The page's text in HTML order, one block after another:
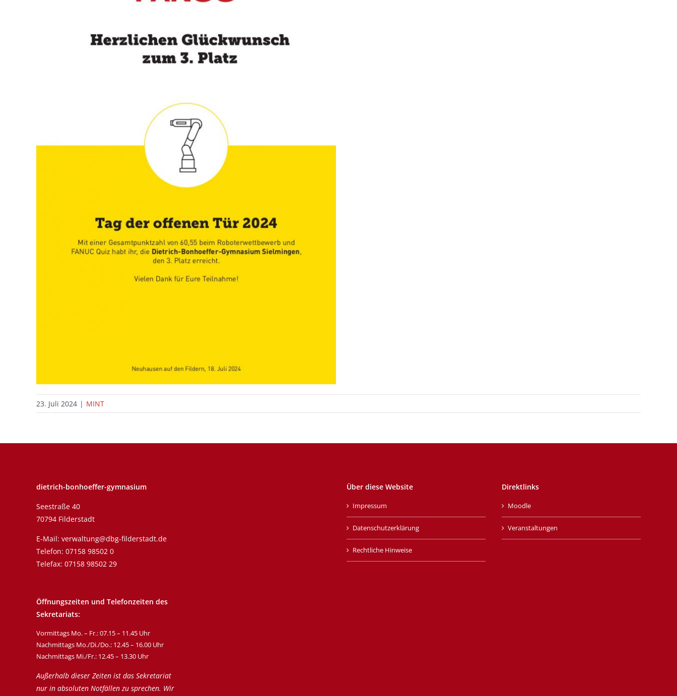
23. Juli 2024 | MINT
dietrich-bonhoeffer-gymnasium
Seestraße 40
70794 Filderstadt
E-Mail: verwaltung@dbg-filderstadt.de
Telefon: 07158 98502 0
Telefax: 07158 98502 29
Öffnungszeiten und Telefonzeiten des
Sekretariats:
Vormittags Mo. – Fr.: 07.15 – 11.45 Uhr
Nachmittags Mo./Di./Do.: 12.45 – 16.00 Uhr
Nachmittags Mi./Fr.: 12.45 – 13.30 Uhr
Außerhalb dieser Zeiten ist das Sekretariat
nur in absoluten Notfällen zu sprechen. Wir
Über diese Website
Impressum
Datenschutzerklärung
Rechtliche Hinweise
Direktlinks
Moodle
Veranstaltungen